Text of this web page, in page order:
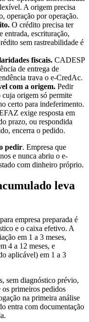
A origem precisa
operação por operação.
O crédito precisa ter
entrada, escrituração,
sem rastreabilidade é
fiscais. CADESP
de entrega de
trava o e-CredAc.
com a origem. Pedir
cuja origem só permite
certo para indeferimento.
exige resposta em
prazo, ou respondida
encerra o pedido.
pedir. Empresa que
e nunca abriu o e-
com dinheiro próprio.
leva
empresa preparada é
e o caixa efetivo. A
em 1 a 3 meses,
4 a 12 meses, e
aplicável) em 1 a 3
sem diagnóstico prévio,
primeiros pedidos
na primeira análise
entra com documentação